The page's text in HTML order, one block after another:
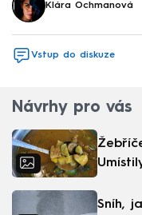
Klára Ochmanová
Vstup do diskuze
Návrhy pro vás
Sníh,